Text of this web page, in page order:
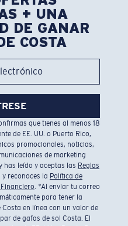
+ UNA
DE GANAR
COSTA
que tienes al menos 18
de EE. UU. o Puerto Rico,
promocionales, noticias,
de marketing
has leído y aceptas las Reglas
reconoces la Política de
. *Al enviar tu correo
para tener la
en línea con un valor de
de gafas de sol Costa. El